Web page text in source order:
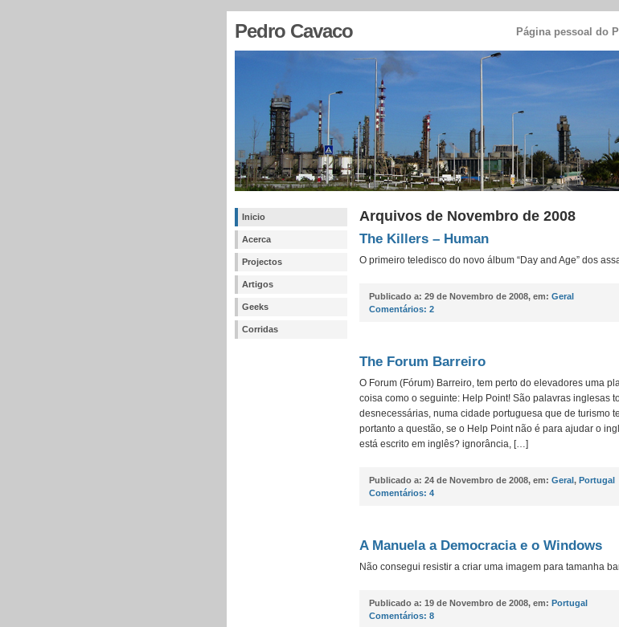
Pedro Cavaco Página pessoal do
Inicio
Acerca
Projectos
Artigos
Geeks
Corridas
Arquivos de Novembro de 2008
The Killers – Human
O primeiro teledisco do novo álbum “Day and Age” dos
Publicado a: 29 de Novembro de 2008, em: Geral
Comentários: 2
The Forum Barreiro
O Forum (Fórum) Barreiro, tem perto do elevadores uma
coisa como o seguinte: Help Point! São palavras inglesas
desnecessárias, numa cidade portuguesa que de turismo
portanto a questão, se o Help Point não é para ajudar o
está escrito em inglês? ignorância, […]
Publicado a: 24 de Novembro de 2008, em: Geral, Portugal
Comentários: 4
A Manuela a Democracia e o Windows
Não consegui resistir a criar uma imagem para tamanha
Publicado a: 19 de Novembro de 2008, em: Portugal
Comentários: 8